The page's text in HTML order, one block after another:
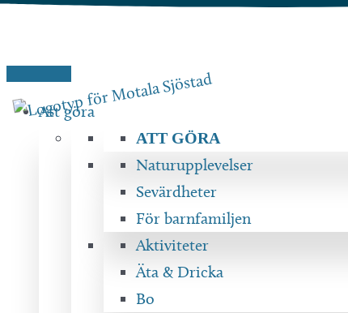
innehåll
Att göra
ATT GÖRA
Naturupplevelser
Sevärdheter
För barnfamiljen
Aktiviteter
Äta & Dricka
Bo